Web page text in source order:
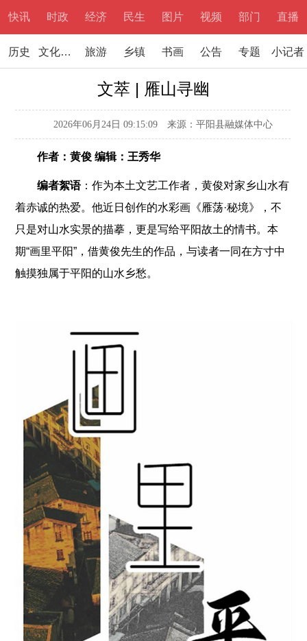
快讯 时政 经济 民生 图片 视频 部门 直播
历史 文化文学 旅游 乡镇 书画 公告 专题 小记者
文萃 | 雁山寻幽
2026年06月24日 09:15:09 来源：平阳县融媒体中心
作者：黄俊 编辑：王秀华
编者絮语：作为本土文艺工作者，黄俊对家乡山水有
着赤诚的热爱。他近日创作的水彩画《雁荡·秘境》，不
只是对山水实景的描摹，更是写给平阳故土的情书。本
期“画里平阳”，借黄俊先生的作品，与读者一同在方寸中
触摸独属于平阳的山水乡愁。